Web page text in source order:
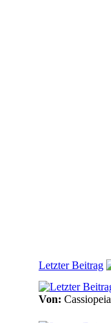
Letzter Beitrag
Von: Cassiopeia